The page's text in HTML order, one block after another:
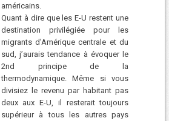
américains.
Quant à dire que les E-U restent une
destination privilégiée pour les
migrants d’Amérique centrale et du
sud, j’aurais tendance à évoquer le
2nd principe de la
thermodynamique. Même si vous
divisiez le revenu par habitant pas
deux aux E-U, il resterait toujours
supérieur à tous les autres pays